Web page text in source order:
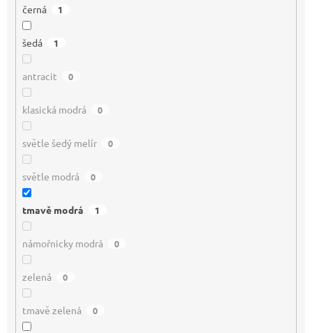
černá 1
šedá 1
antracit 0
klasická modrá 0
světle šedý melír 0
světle modrá 0
tmavě modrá 1
námořnicky modrá 0
zelená 0
tmavě zelená 0